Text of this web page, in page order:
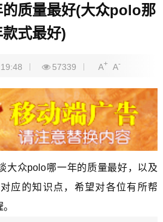
质量最好(大众polo那
款式最好)
57339 A+ A-
大众polo哪一年的质量最好，以及
应的知识点，希望对各位有所帮